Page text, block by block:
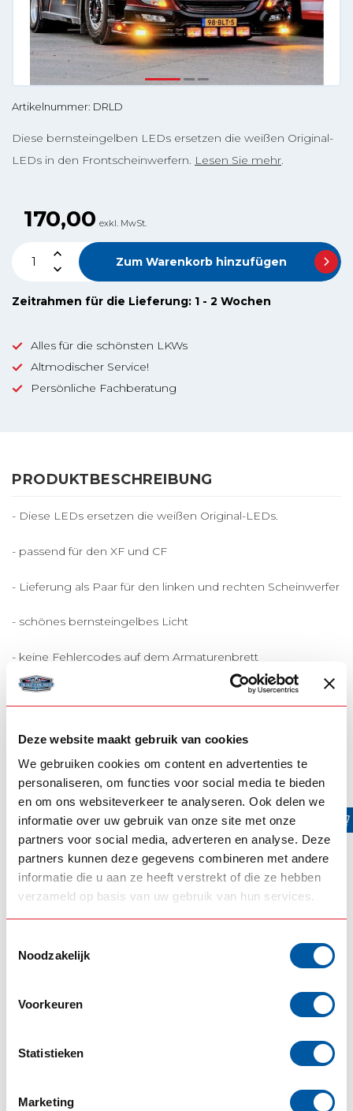
Deze website maakt gebruik van cookies
We gebruiken cookies om content en advertenties te
personaliseren, om functies voor social media te bieden
en om ons websiteverkeer te analyseren. Ook delen we
informatie over uw gebruik van onze site met onze
partners voor social media, adverteren en analyse. Deze
partners kunnen deze gegevens combineren met andere
informatie die u aan ze heeft verstrekt of die ze hebben
verzameld op basis van uw gebruik van hun services.
Noodzakelijk
Voorkeuren
Statistieken
Marketing
Artikelnummer: DRLD
Diese bernsteingelben LEDs ersetzen die weißen Original-
LEDs in den Frontscheinwerfern. Lesen Sie mehr.
170,00 exkl. MwSt.
Zum Warenkorb hinzufügen
Zeitrahmen für die Lieferung: 1 - 2 Wochen
Alles für die schönsten LKWs
Altmodischer Service!
Persönliche Fachberatung
PRODUKTBESCHREIBUNG
- Diese LEDs ersetzen die weißen Original-LEDs.
- passend für den XF und CF
- Lieferung als Paar für den linken und rechten Scheinwerfer
- schönes bernsteingelbes Licht
- keine Fehlercodes auf dem Armaturenbrett
- einfach zu installieren
ERGÄNZENDE PRODUKTE
TURBO TRUCKPARTS
Schmutzfängerhalterungen
für DAF XF Euro 6
Auf Lager
€135,00
DAF
Schmutzfänger DAF €28,00
Amber DRL DAF XF DAF DRL